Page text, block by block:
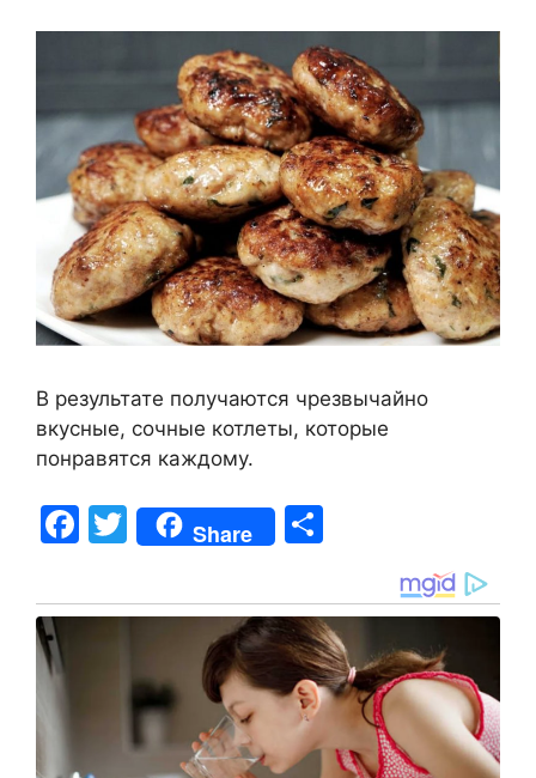
В результате получаются чрезвычайно
вкусные, сочные котлеты, которые
понравятся каждому.
F
c
o
T
w
itt
Share
ar
e